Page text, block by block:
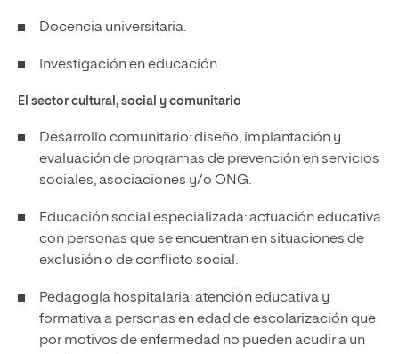
Docencia universitaria.
Investigación en educación.
El sector cultural, social y comunitario
Desarrollo comunitario: diseño, implantación y
evaluación de programas de prevención en servicios
sociales, asociaciones y/o ONG.
Educación social especializada: actuación educativa
con personas que se encuentran en situaciones de
exclusión o de conflicto social.
Pedagogía hospitalaria: atención educativa y
formativa a personas en edad de escolarización que
por motivos de enfermedad no pueden acudir a un